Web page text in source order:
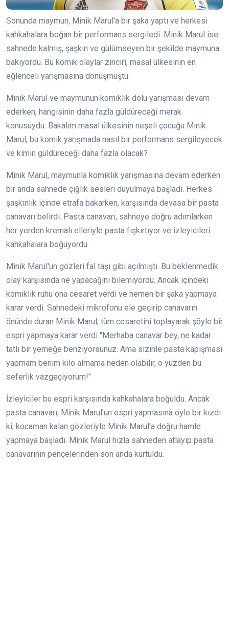
Sonunda maymun, Minik Marul'a bir şaka yaptı ve herkesi
kahkahalara boğan bir performans sergiledi. Minik Marul ise
sahnede kalmış, şaşkın ve gülümseyen bir şekilde maymuna
bakıyordu. Bu komik olaylar zinciri, masal ülkesinin en
eğlenceli yarışmasına dönüşmüştü.
Minik Marul ve maymunun komiklik dolu yarışması devam
ederken, hangisinin daha fazla güldüreceği merak
konusuydu. Bakalım masal ülkesinin neşeli çocuğu Minik
Marul, bu komik yarışmada nasıl bir performans sergileyecek
ve kimin güldüreceği daha fazla olacak?
Minik Marul, maymunla komiklik yarışmasına devam ederken
bir anda sahnede çığlık sesleri duyulmaya başladı. Herkes
şaşkınlık içinde etrafa bakarken, karşısında devasa bir pasta
canavarı belirdi. Pasta canavarı, sahneye doğru adımlarken
her yerden kremalı elleriyle pasta fışkırtıyor ve izleyicileri
kahkahalara boğuyordu.
Minik Marul'un gözleri fal taşı gibi açılmıştı. Bu beklenmedik
olay karşısında ne yapacağını bilemiyordu. Ancak içindeki
komiklik ruhu ona cesaret verdi ve hemen bir şaka yapmaya
karar verdi. Sahnedeki mikrofonu ele geçirip canavarın
önünde duran Minik Marul, tüm cesaretini toplayarak şöyle bir
espri yapmaya karar verdi "Merhaba canavar bey, ne kadar
tatlı bir yemeğe benziyorsunuz. Ama sizinle pasta kapışması
yapmam benim kilo almama neden olabilir, o yüzden bu
seferlik vazgeçiyorum!"
İzleyiciler bu espri karşısında kahkahalara boğuldu. Ancak
pasta canavarı, Minik Marul'un espri yapmasına öyle bir kızdı
ki, kocaman kalan gözleriyle Minik Marul'a doğru hamle
yapmaya başladı. Minik Marul hızla sahneden atlayıp pasta
canavarının pençelerinden son anda kurtuldu.